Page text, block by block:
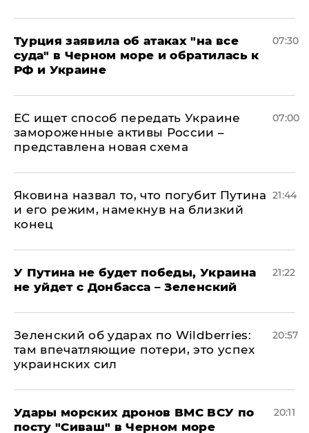
Турция заявила об атаках "на все
суда" в Черном море и обратилась к
РФ и Украине
07:30
ЕС ищет способ передать Украине
замороженные активы России –
представлена новая схема
07:00
Яковина назвал то, что погубит Путина
и его режим, намекнув на близкий
конец
21:44
У Путина не будет победы, Украина
не уйдет с Донбасса – Зеленский
21:22
Зеленский об ударах по Wildberries:
там впечатляющие потери, это успех
украинских сил
20:57
Удары морских дронов ВМС ВСУ по
посту "Сиваш" в Черном море
20:11